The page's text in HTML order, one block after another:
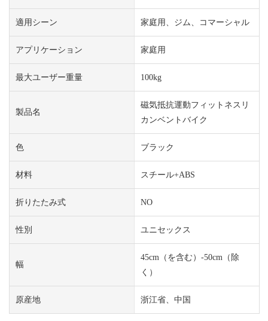
適用シーン 家庭用、ジム、コマーシャル
アプリケーション 家庭用
最大ユーザー重量 100kg
製品名
磁気抵抗運動フィットネスリ
カンベントバイク
色 ブラック
材料 スチール+ABS
折りたたみ式 NO
性別 ユニセックス
幅
45cm（を含む）-50cm（除
く）
原産地 浙江省、中国